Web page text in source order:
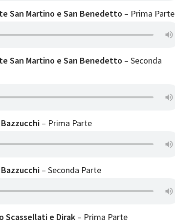
San Martino e San Benedetto – Prima Parte
San Martino e San Benedetto – Seconda
– Prima Parte
– Seconda Parte
Scassellati e Dirak – Prima Parte